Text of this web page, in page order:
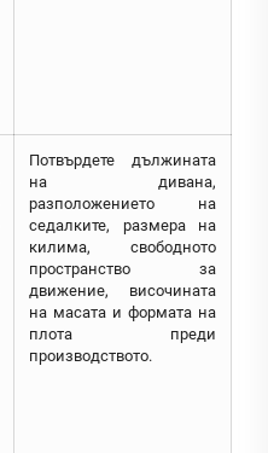
Потвърдете дължината
на дивана,
разположението на
седалките, размера на
килима, свободното
пространство за
движение, височината
на масата и формата на
плота преди
производството.